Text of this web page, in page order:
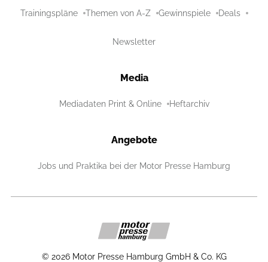
Trainingspläne Themen von A-Z Gewinnspiele Deals
Newsletter
Media
Mediadaten Print & Online Heftarchiv
Angebote
Jobs und Praktika bei der Motor Presse Hamburg
© 2026 Motor Presse Hamburg GmbH & Co. KG